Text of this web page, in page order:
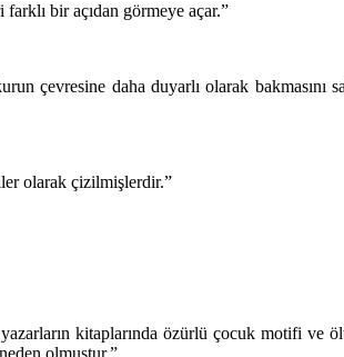
bir açıdan görmeye açar.”
çevresine daha duyarlı olarak bakmasını
olarak çizilmişlerdir.”
kitaplarında özürlü çocuk motifi ve